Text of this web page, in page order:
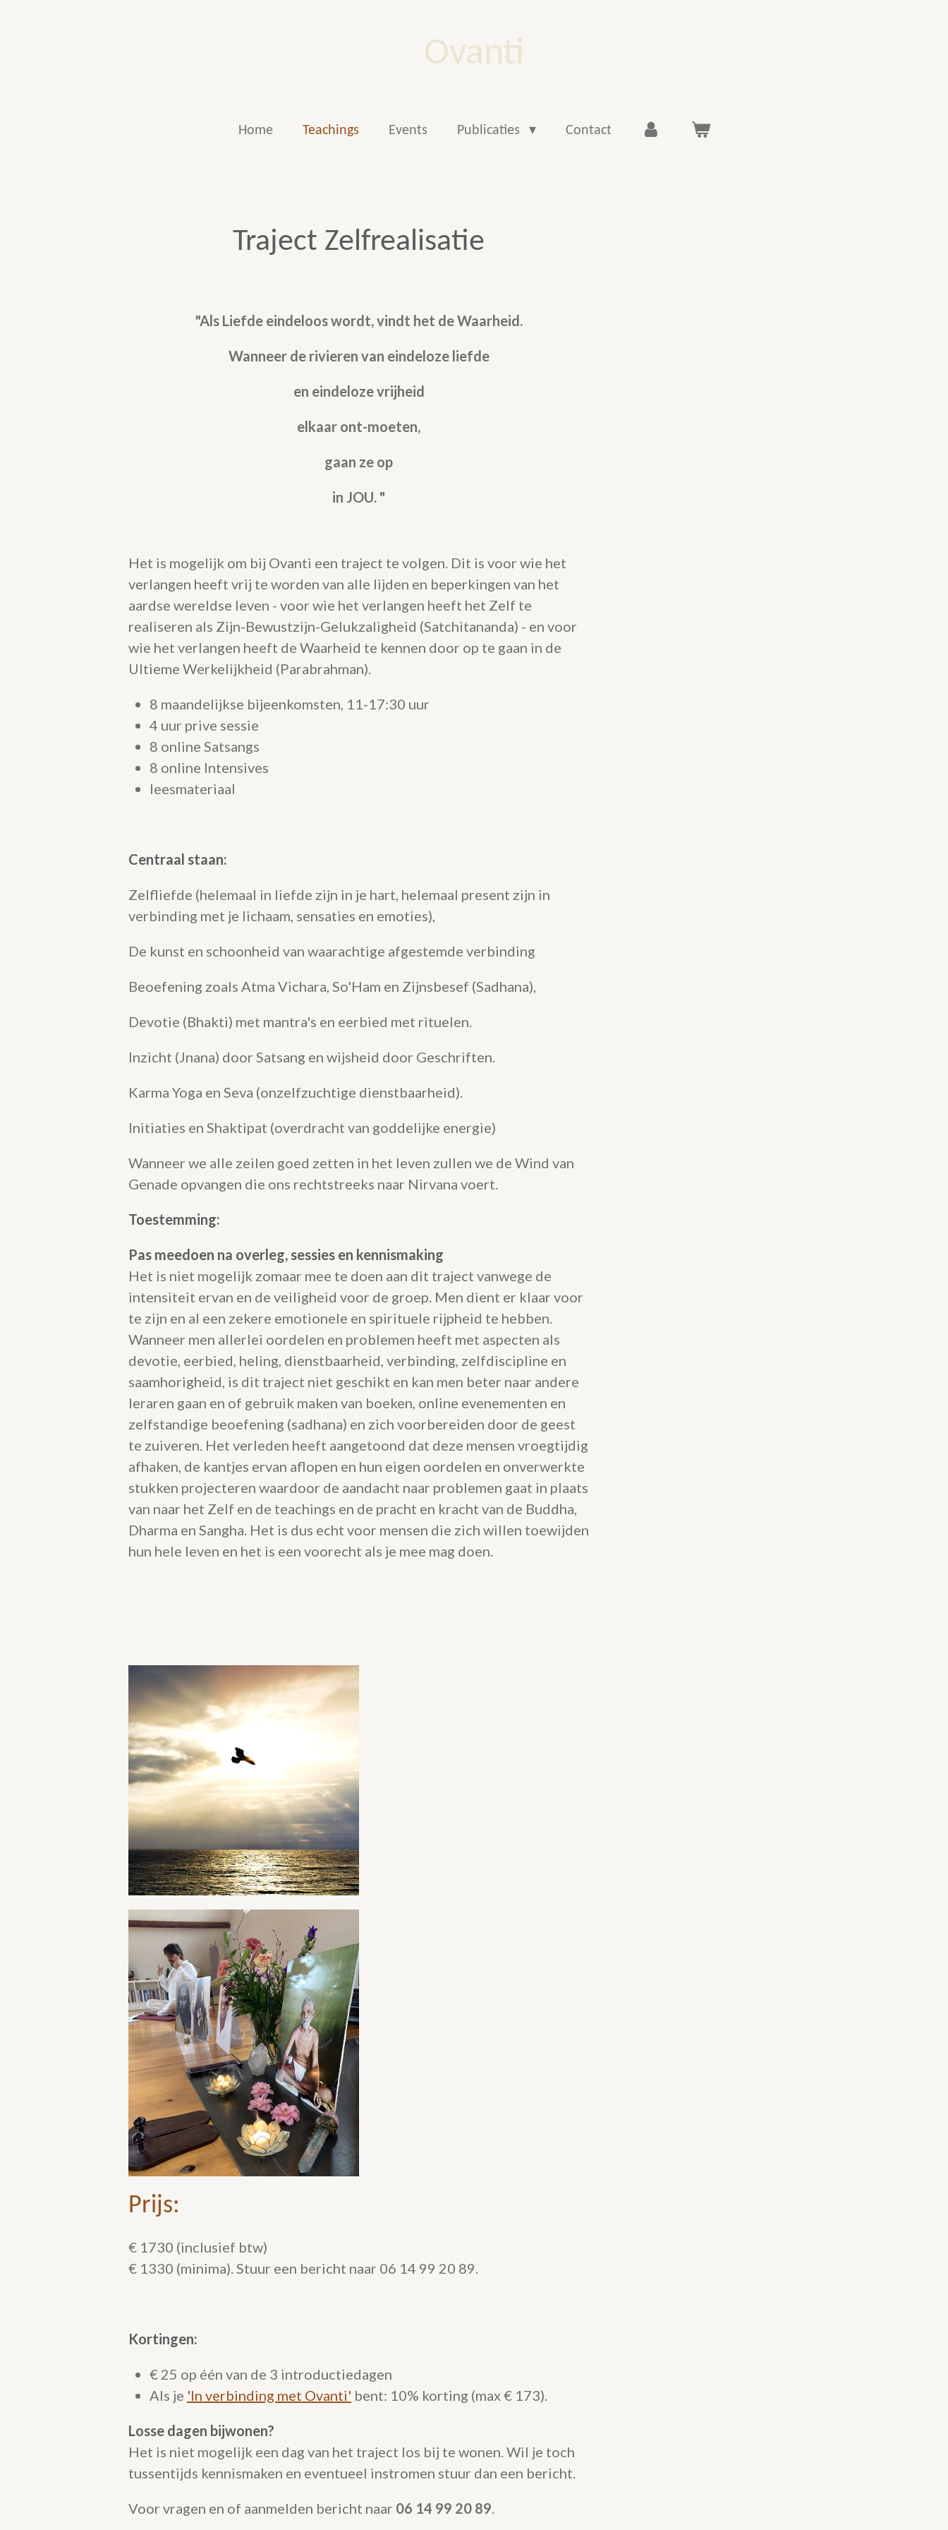
Ovanti
Home Teachings Events Publicaties Contact
Traject Zelfrealisatie
"Als Liefde eindeloos wordt,vindt het de Waarheid.
Wanneer de rivieren van eindeloze liefde
en eindeloze vrijheid
elkaar ont-moeten,
gaan ze op
in JOU. "
Het is mogelijk om bij Ovanti een traject te volgen. Dit is voor wie het
verlangen heeft vrij te worden van alle lijden en beperkingen van het
aardse wereldse leven - voor wie het verlangen heeft het Zelf te
realiseren als Zijn-Bewustzijn-Gelukzaligheid (Satchitananda) - en voor
wie het verlangen heeft de Waarheid te kennen door op te gaan in de
Ultieme Werkelijkheid (Parabrahman).
8 maandelijkse bijeenkomsten, 11-17:30 uur
4 uur prive sessie
8 online Satsangs
8 online Intensives
leesmateriaal
Centraal staan:
Zelfliefde (helemaal in liefde zijn in je hart, helemaal present zijn in
verbinding met je lichaam, sensaties en emoties),
De kunst en schoonheid van waarachtige afgestemde verbinding
Beoefening zoals Atma Vichara, So'Ham en Zijnsbesef (Sadhana),
Devotie (Bhakti) met mantra's en eerbied met rituelen.
Inzicht (Jnana) door Satsang en wijsheid door Geschriften.
Karma Yoga en Seva (onzelfzuchtige dienstbaarheid).
Initiaties en Shaktipat (overdracht van goddelijke energie)
Wanneer we alle zeilen goed zetten in het leven zullen we de Wind van
Genade opvangen die ons rechtstreeks naar Nirvana voert.
Toestemming:
Pas meedoen na overleg, sessies en kennismaking
Het is niet mogelijk zomaar mee te doen aan dit traject vanwege de
intensiteit ervan en de veiligheid voor de groep. Men dient er klaar voor
te zijn en al een zekere emotionele en spirituele rijpheid te hebben.
Wanneer men allerlei oordelen en problemen heeft met aspecten als
devotie, eerbied, heling, dienstbaarheid, verbinding, zelfdiscipline en
saamhorigheid, is dit traject niet geschikt en kan men beter naar andere
leraren gaan en of gebruik maken van boeken, online evenementen en
zelfstandige beoefening (sadhana) en zich voorbereiden door de geest
te zuiveren. Het verleden heeft aangetoond dat deze mensen vroegtijdig
afhaken, de kantjes ervan aflopen en hun eigen oordelen en onverwerkte
stukken projecteren waardoor de aandacht naar problemen gaat in plaats
van naar het Zelf en de teachings en de pracht en kracht van de Buddha,
Dharma en Sangha. Het is dus echt voor mensen die zich willen toewijden
hun hele leven en het is een voorecht als je mee mag doen.
Prijs:
€ 1730 (inclusief btw)
€ 1330 (minima). Stuur een bericht naar 06 14 99 20 89.
Kortingen:
€ 25 op één van de 3 introductiedagen
Als je 'In verbinding met Ovanti' bent: 10% korting (max € 173).
Losse dagen bijwonen?
Het is niet mogelijk een dag van het traject los bij te wonen. Wil je toch
tussentijds kennismaken en eventueel instromen stuur dan een bericht.
Voor vragen en of aanmelden bericht naar 06 14 99 20 89.